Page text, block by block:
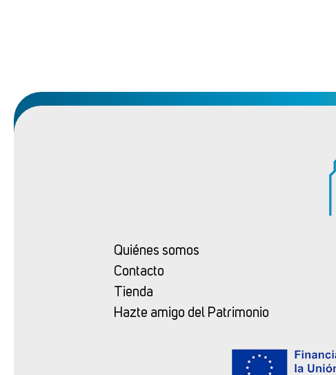
Quiénes somos
Contacto
Tienda
Hazte amigo del Patrimonio